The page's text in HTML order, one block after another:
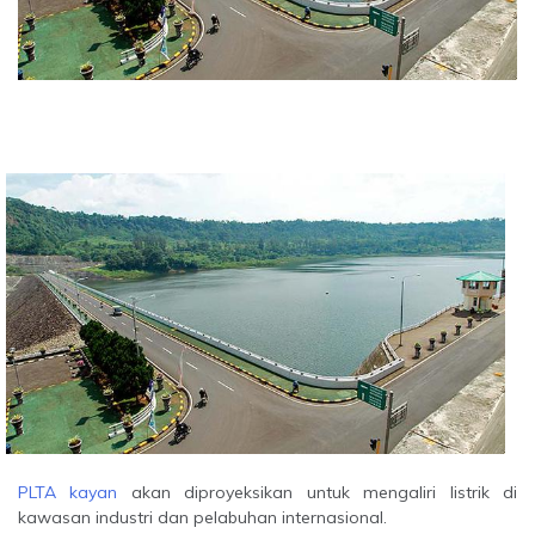
PLTA kayan akan diproyeksikan untuk mengaliri listrik di
kawasan industri dan pelabuhan internasional.